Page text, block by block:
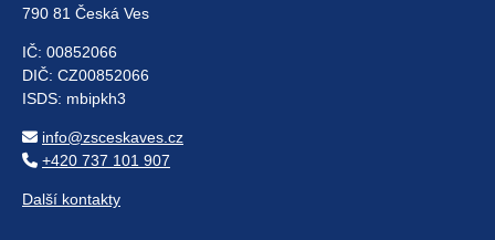
790 81 Česká Ves
IČ: 00852066
DIČ: CZ00852066
ISDS: mbipkh3
info@zsceskaves.cz
+420 737 101 907
Další kontakty